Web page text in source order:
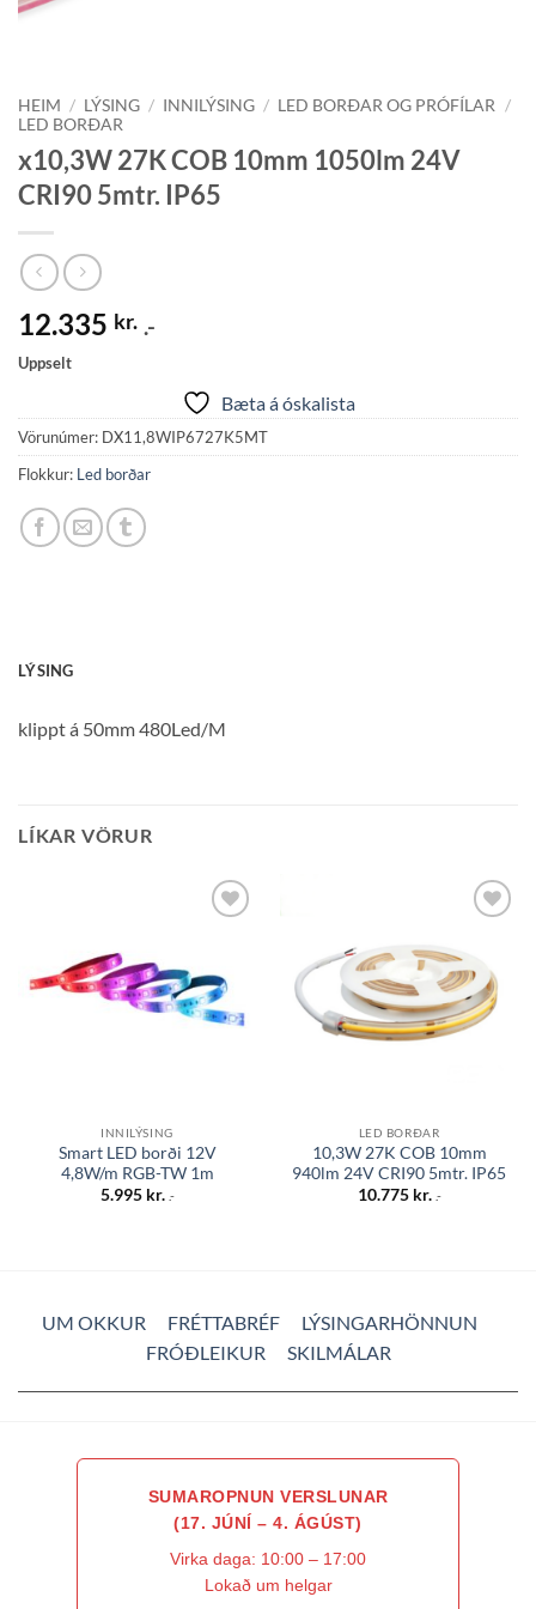
HEIM / LÝSING / INNILÝSING / LED BORÐAR OG PRÓFÍLAR
/
LED BORÐAR
x10,3W 27K COB 10mm 1050lm 24V
CRI90 5mtr. IP65
12.335 kr. .-
Uppselt
Bæta á óskalista
Vörunúmer: DX11,8WIP6727K5MT
Flokkur: Led borðar
LÝSING
klippt á 50mm 480Led/M
LÍKAR VÖRUR
INNILÝSING
Smart LED borði 12V
4,8W/m RGB-TW 1m
5.995 kr. .-
LED BORÐAR
10,3W 27K COB 10mm
940lm 24V CRI90 5mtr. IP65
10.775 kr. .-
UM OKKUR FRÉTTABRÉF
LÝSINGARHÖNNUN
FRÓÐLEIKUR
SKILMÁLAR
SUMAROPNUN VERSLUNAR
(17. JÚNÍ – 4. ÁGÚST)
Virka daga: 10:00 – 17:00
Lokað um helgar